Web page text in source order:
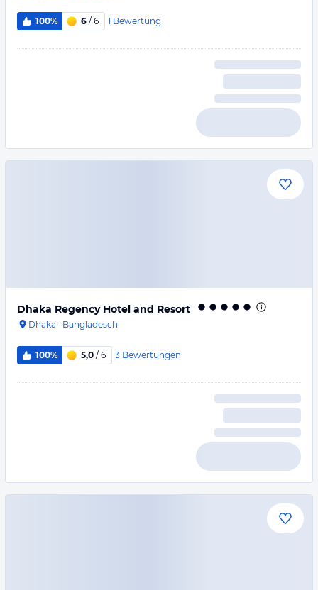
100% 6 / 6 1 Bewertung
Dhaka Regency Hotel and Resort
Dhaka · Bangladesch
100% 5,0 / 6 3 Bewertungen